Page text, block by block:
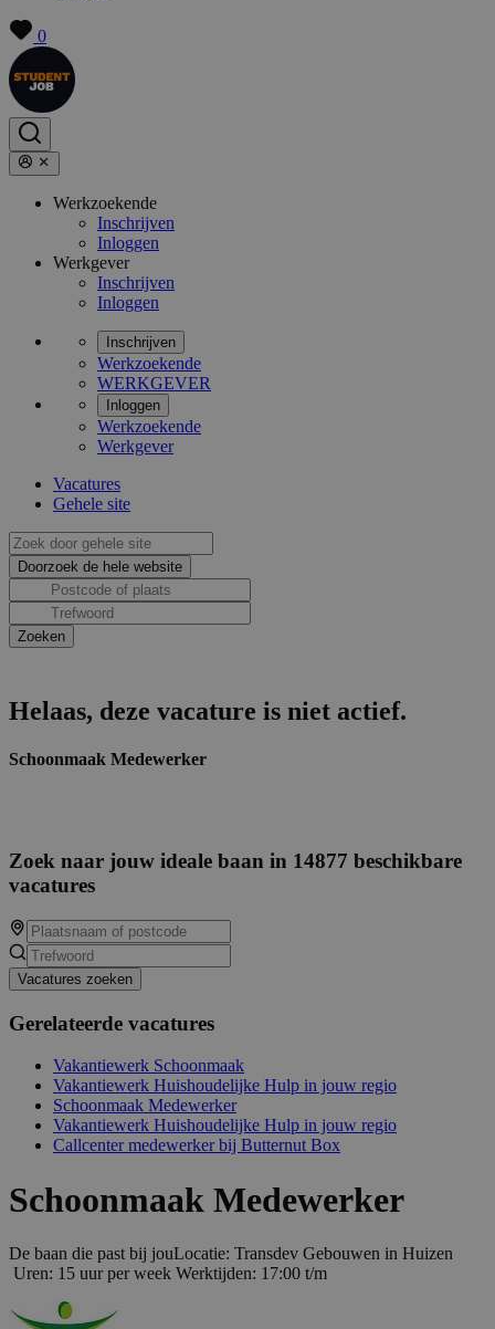
0
Werkzoekende
Inschrijven
Inloggen
Werkgever
Inschrijven
Inloggen
Inschrijven
Werkzoekende
WERKGEVER
Inloggen
Werkzoekende
Werkgever
Vacatures
Gehele site
Helaas, deze vacature is niet actief.
Schoonmaak Medewerker
Zoek naar jouw ideale baan in 14877 beschikbare
vacatures
Vacatures zoeken
Gerelateerde vacatures
Vakantiewerk Schoonmaak
Vakantiewerk Huishoudelijke Hulp in jouw regio
Schoonmaak Medewerker
Vakantiewerk Huishoudelijke Hulp in jouw regio
Callcenter medewerker bij Butternut Box
Schoonmaak Medewerker
De baan die past bij jouLocatie: Transdev Gebouwen in Huizen
Uren: 15 uur per week Werktijden: 17:00 t/m